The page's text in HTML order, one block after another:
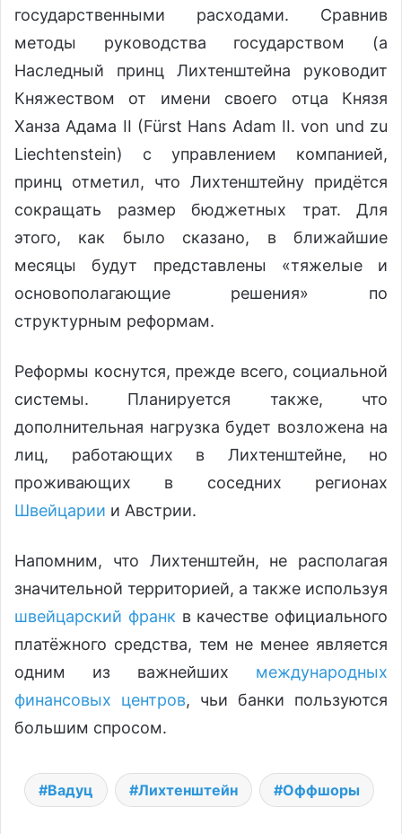
государственными расходами. Сравнив
методы руководства государством (а
Наследный принц Лихтенштейна руководит
Княжеством от имени своего отца Князя
Ханза Адама II (Fürst Hans Adam II. von und zu
Liechtenstein) с управлением компанией,
принц отметил, что Лихтенштейну придётся
сокращать размер бюджетных трат. Для
этого, как было сказано, в ближайшие
месяцы будут представлены «тяжелые и
основополагающие решения» по
структурным реформам.
Реформы коснутся, прежде всего, социальной
системы. Планируется также, что
дополнительная нагрузка будет возложена на
лиц, работающих в Лихтенштейне, но
проживающих в соседних регионах
Швейцарии и Австрии.
Напомним, что Лихтенштейн, не располагая
значительной территорией, а также используя
швейцарский франк в качестве официального
платёжного средства, тем не менее является
одним из важнейших международных
финансовых центров, чьи банки пользуются
большим спросом.
Вадуц Лихтенштейн Оффшоры